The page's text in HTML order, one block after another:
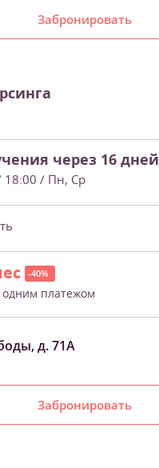
Забронировать
через 16 дней
18:00 / Пн, Ср
-40%
платежом
Забронировать
д. 71А